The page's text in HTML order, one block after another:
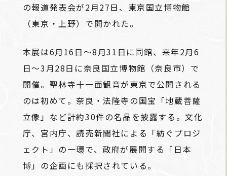
の報道発表会が2月27日、東京国立博物館
（東京・上野）で開かれた。
本展は6月16日～8月31日に同館、来年2月6
日～3月28日に奈良国立博物館（奈良市）で
開催。聖林寺十一面観音が東京で公開される
のは初めて。奈良・法隆寺の国宝「地蔵菩薩
立像」など計約30件の名品を披露する。文化
庁、宮内庁、読売新聞社による「紡ぐプロジ
ェクト」の一環で、政府が展開する「日本
博」の企画にも採択されている。